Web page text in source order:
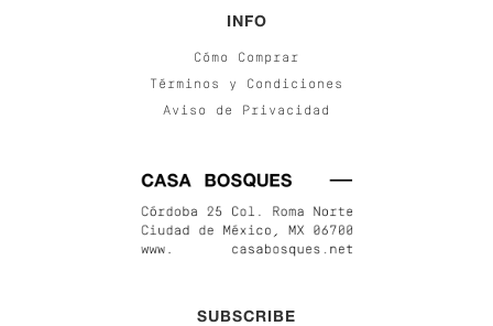
INFO
Cómo Comprar
Términos y Condiciones
Aviso de Privacidad
SUBSCRIBE